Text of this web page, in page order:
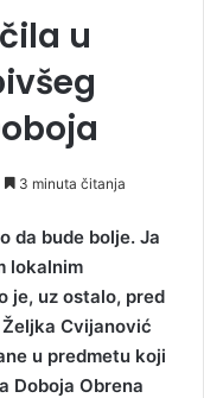
u
3 minuta čitanja
da bude bolje. Ja
lokalnim
je, uz ostalo, pred
Cvijanović
u predmetu koji
Doboja Obrena